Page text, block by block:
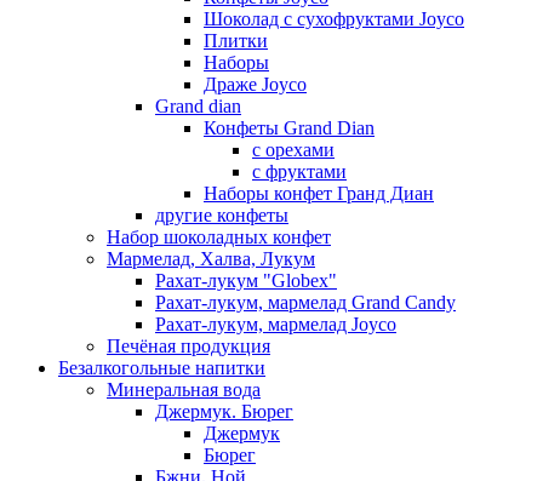
Шоколад с сухофруктами Joyco
Плитки
Наборы
Драже Joyco
Grand dian
Конфеты Grand Dian
с орехами
с фруктами
Наборы конфет Гранд Диан
другие конфеты
Набор шоколадных конфет
Мармелад, Халва, Лукум
Рахат-лукум "Globex"
Рахат-лукум, мармелад Grand Candy
Рахат-лукум, мармелад Joyco
Печёная продукция
Безалкогольные напитки
Минеральная вода
Джермук. Бюрег
Джермук
Бюрег
Бжни. Ной